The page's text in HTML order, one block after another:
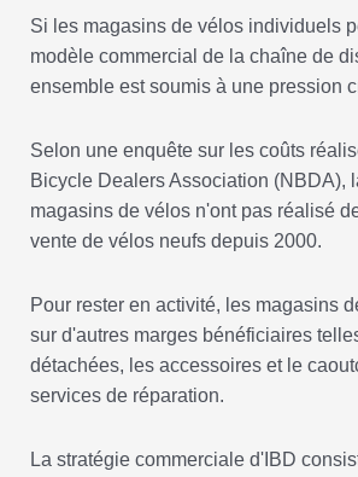
Si les magasins de vélos individuels
modèle commercial de la chaîne de
ensemble est soumis à une pression
Selon une enquête sur les coûts
Bicycle Dealers Association (NBDA),
magasins de vélos n'ont pas réalisé
vente de vélos neufs depuis 2000.
Pour rester en activité, les magasins
sur d'autres marges bénéficiaires
détachées, les accessoires et le
services de réparation.
La stratégie commerciale d'IBD